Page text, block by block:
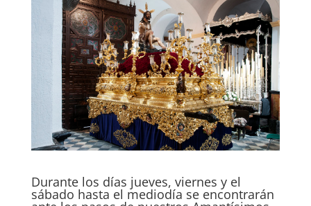
Durante los días jueves, viernes y el
sábado hasta el mediodía se encontrarán